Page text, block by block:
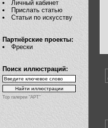
Личный кабинет
Прислать статью
Статьи по искусству
Партнёрские проекты:
Фрески
Поиск иллюстраций:
Top галереи "АРТ"